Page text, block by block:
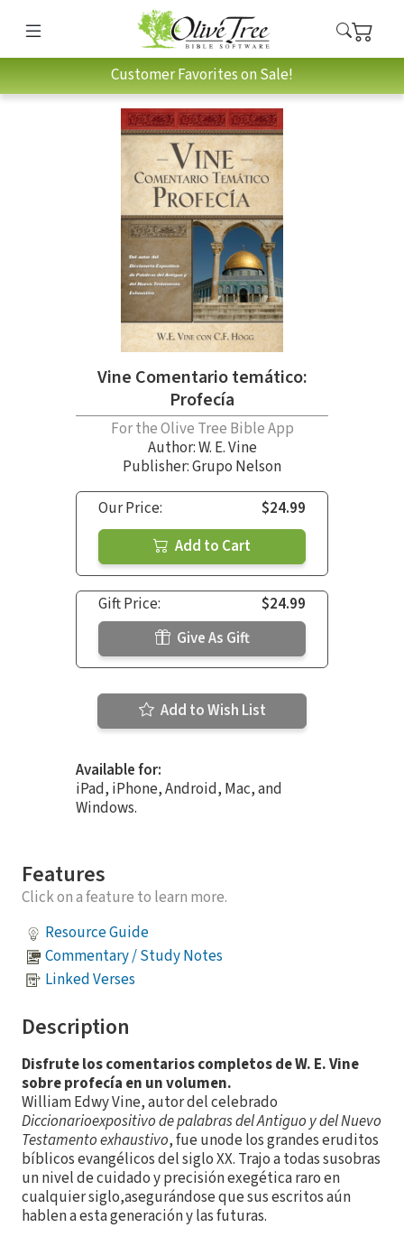
Customer Favorites on Sale!
Vine Comentario temático:
Profecía
For the Olive Tree Bible App
Author:W. E. Vine
Publisher: Grupo Nelson
Our Price:
$24.99
Add to Cart
Gift Price:
$24.99
Give As Gift
Add to Wish List
Available for:
iPad, iPhone, Android, Mac, and
Windows.
Features
Click on a feature to learn more.
Resource Guide
Commentary / Study Notes
Linked Verses
Description
Disfrute los comentarios completos de W. E. Vine
sobre profecía en un volumen.
William Edwy Vine, autor del celebrado
Diccionarioexpositivo de palabras del Antiguo y del Nuevo
Testamento exhaustivo, fue unode los grandes eruditos
bíblicos evangélicos del siglo XX. Trajo a todas susobras
un nivel de cuidado y precisión exegética raro en
cualquier siglo,asegurándose que sus escritos aún
hablen a esta generación y las futuras.